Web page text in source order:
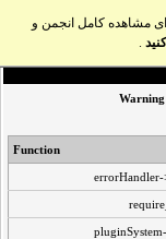
مشاهده کامل انجمن و
.
Warning
Function